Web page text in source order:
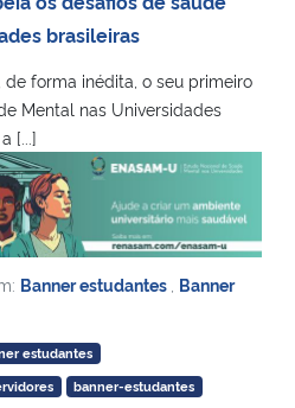
e Comunicações
brasileiras
forma inédita, o seu primeiro
Mental nas Universidades
[...]
Banner estudantes Banner
estudantes
banner-estudantes